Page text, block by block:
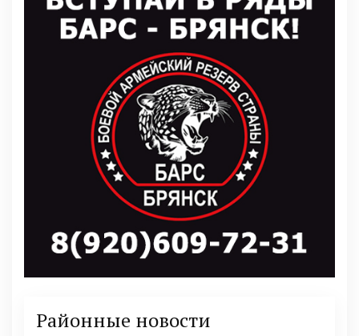
Районные новости